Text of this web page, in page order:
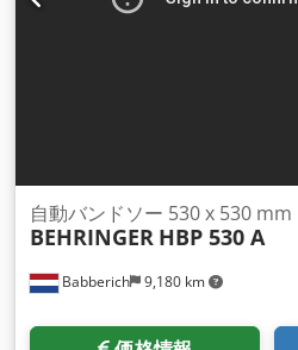
Babberich 9,180 km
自動バンドソー 530 x 530 mm
BEHRINGER HBP 530 A